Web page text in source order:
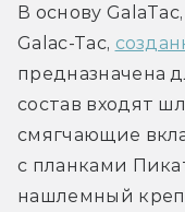
В основу
Galac-Tac,
предназначена
состав входят
смягчающие
с планками
нашлемный